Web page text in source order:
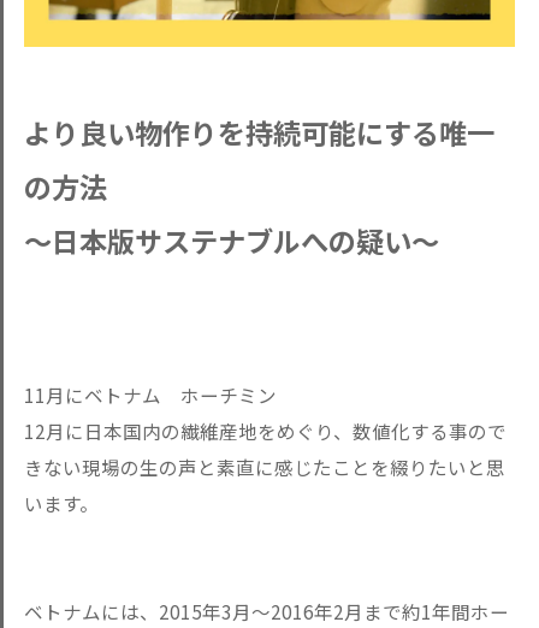
より良い物作りを持続可能にする唯一
の方法
～日本版サステナブルへの疑い～
11月にベトナム ホーチミン
12月に日本国内の繊維産地をめぐり、数値化する事ので
きない現場の生の声と素直に感じたことを綴りたいと思
います。
ベトナムには、2015年3月～2016年2月まで約1年間ホー